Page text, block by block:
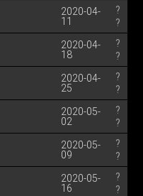
2020-04-
11
?
?
2020-04-
18
?
?
2020-04-
25
?
?
2020-05-
02
?
?
2020-05-
09
?
?
2020-05-
16
?
?